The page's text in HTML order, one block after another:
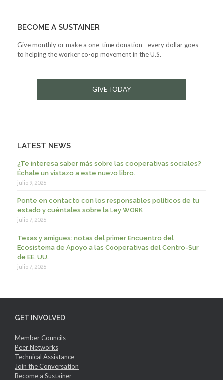
BECOME A SUSTAINER
Give monthly or make a one-time donation - every dollar goes
to helping the worker co-op movement in the U.S.
GIVE TODAY
LATEST NEWS
¿Te interesa saber más sobre las cooperativas sociales?
Échale un vistazo a este nuevo libro.
julio 9, 2026
Ponte en contacto con los responsables políticos de tu
estado y cuéntales sobre la Ley WORK
julio 7, 2026
Texas y amigues: notas del primer Encuentro del
Ecosistema de Apoyo a las Cooperativas del Centro-Sur
de EE. UU.
julio 7, 2026
GET INVOLVED
Member Councils
Peer Networks
Technical Assistance
Join the Conversation
Become a Sustainer